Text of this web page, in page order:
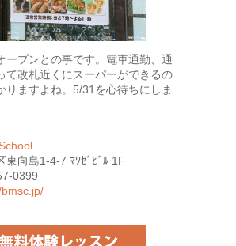
ープンとの事です。電車通勤、通
て改札近くにスーパーができるの
りますよね。5/31を心待ちにしま
東向島1-4-7 ﾏﾂｾﾞﾋﾞﾙ 1F
0399